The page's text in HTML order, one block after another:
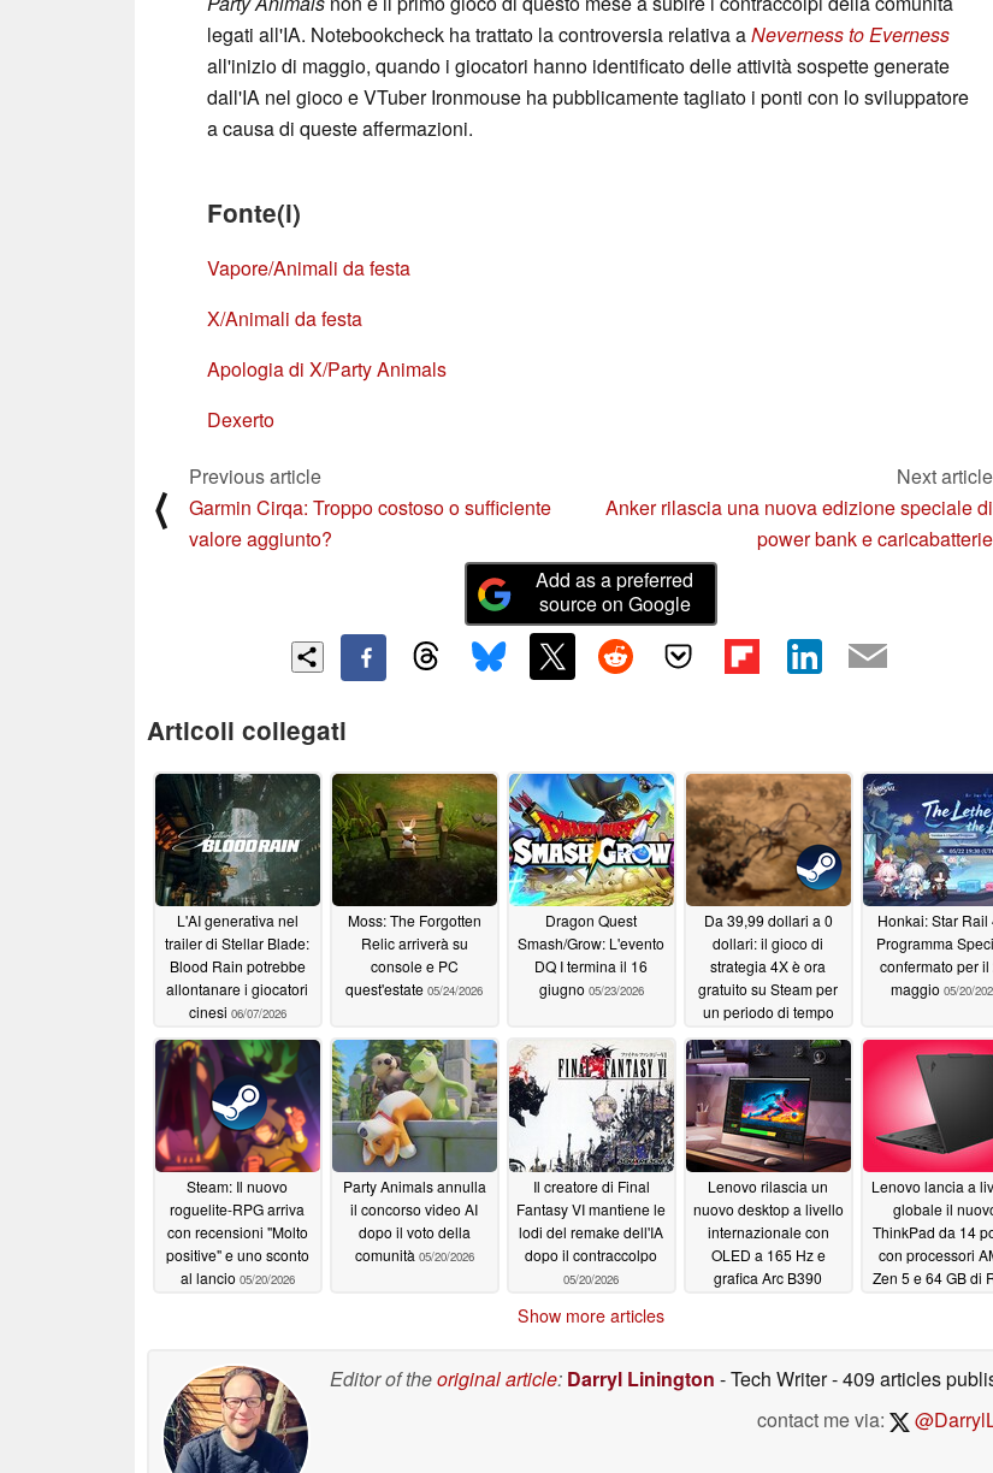
legati all'IA. Notebookcheck ha trattato la controversia relativa aNeverness to Everness
all'inizio di maggio, quando i giocatori hanno identificato delle attività sospette generate
dall'IA nel gioco e VTuber Ironmouse ha pubblicamente tagliato i ponti con lo sviluppatore
a causa di queste affermazioni.
Fonte(i)
Vapore/Animali da festa
X/Animali da festa
Apologia di X/Party Animals
Dexerto
⟨
Previous article
Garmin Cirqa: Troppo costoso o sufficiente
valore aggiunto?
Next article
Anker rilascia una nuova edizione speciale di
power bank e caricabatterie
Add as a preferred
source on Google
Articoli collegati
L'AI generativa nel
trailer di Stellar Blade:
Blood Rain potrebbe
allontanare i giocatori
cinesi 06/07/2026
Moss: The Forgotten
Relic arriverà su
console e PC
quest'estate 05/24/2026
Dragon Quest
Smash/Grow: L'evento
DQ I termina il 16
giugno 05/23/2026
Da 39,99 dollari a 0
dollari: il gioco di
strategia 4X è ora
gratuito su Steam per
un periodo di tempo
05/22/2026
Honkai: Star Rail
Programma
confermato per il
maggio 05/20/
Steam: Il nuovo
roguelite-RPG arriva
con recensioni "Molto
positive" e uno sconto
al lancio 05/20/2026
Party Animals annulla
il concorso video AI
dopo il voto della
comunità 05/20/2026
Il creatore di Final
Fantasy VI mantiene le
lodi del remake dell'IA
dopo il contraccolpo
05/20/2026
Lenovo rilascia un
nuovo desktop a livello
internazionale con
OLED a 165 Hz e
grafica Arc B390
Lenovo lancia a
globale il
ThinkPad da 14
con processori
Zen 5 e 64 GB di
Show more articles
Editor of theoriginal article: Darryl Linington - Tech Writer- 409 articles
contact me via: